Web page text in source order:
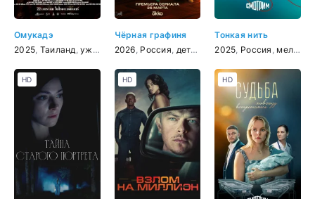
Омукадэ
2025 Таиланд ,ужасы военный
Чёрная графиня
2026 Россия детектив ,триллер
Тонкая нить
2025 Россия мелодрама
HD HD HD